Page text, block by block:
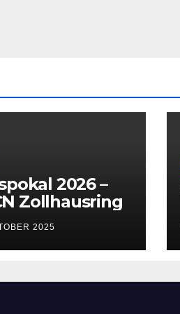
2026 –
Zollhausring
2025